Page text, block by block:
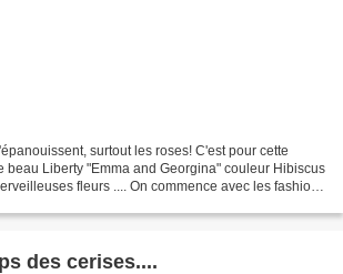
surtout les roses! C'est pour cette
beau Liberty "Emma and Georgina" couleur Hibiscus
fleurs .... On commence avec les fashion
des cerises....